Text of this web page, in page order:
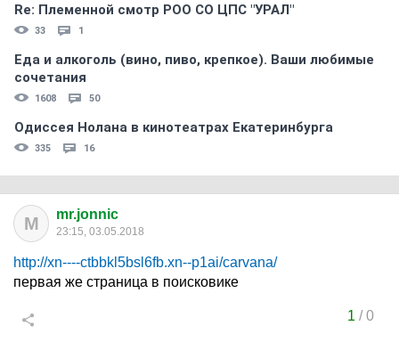
Re: Племеннoй смoтр РOO CO ЦПС "УРАЛ"
33 1
Еда и алкоголь (вино, пиво, крепкое). Ваши любимые
сочетания
1608 50
Одиссея Нолана в кинотеатрах Екатеринбурга
335 16
M mr.jonnic
23:15, 03.05.2018
http://xn----ctbbkl5bsl6fb.xn--p1ai/carvana/
первая же страница в поисковике
1 /0